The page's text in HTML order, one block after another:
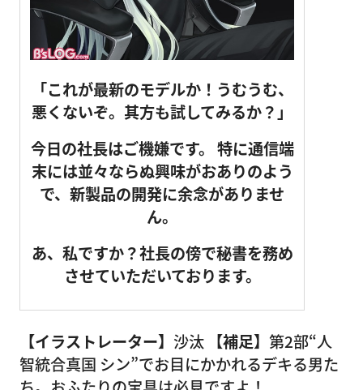
「これが最新のモデルか！うむうむ、
悪くないぞ。其方も試してみるか？」
今日の社長はご機嫌です。 特に通信端
末には並々ならぬ興味がおありのよう
で、新製品の開発に余念がありませ
ん。
あ、私ですか？社長の傍で秘書を務め
させていただいております。
【イラストレーター】 沙汰 【補足】 第2部“人
智統合真国 シン”でお目にかかれるデキる男た